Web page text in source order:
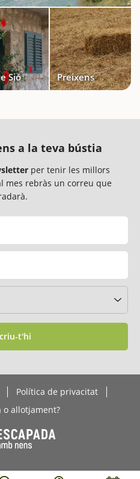
Sió Preixens
a la teva bústia
per tenir les millors
mes rebràs un correu que
t'hi
Política de privacitat
o allotjament?